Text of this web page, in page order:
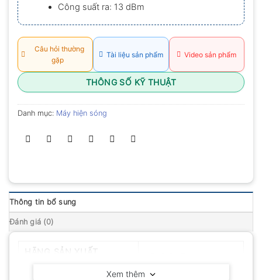
Công suất ra: 13 dBm
Câu hỏi thường
gặp
Tài liệu sản phẩm Video sản phẩm
THÔNG SỐ KỸ THUẬT
Danh mục: Máy hiện sóng
Thông tin bổ sung
Đánh giá (0)
Xem thêm